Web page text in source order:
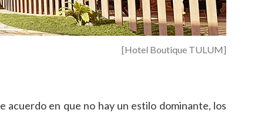
[Hotel Boutique TULUM]
en que no hay un estilo dominante, los